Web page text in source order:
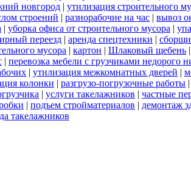
новгород | утилизация строительного
строений | разнорабочие на час | вывоз
| уборка офиса от строительного мусора |
переезд | аренда спецтехники |
мусора | картон | Шлаковый щебень |
| перевозка мебели с грузчиками недорого
| утилизация межкомнатных дверей |
колонки | разгрузо-погрузочные работы |
| услуги такелажников | частные
| подъем стройматериалов | демонтаж
такелажников